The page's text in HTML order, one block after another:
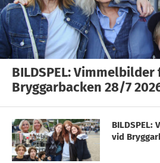
BILDSPEL:
Bryggarbacken 28/7
BILDSPEL:
vid